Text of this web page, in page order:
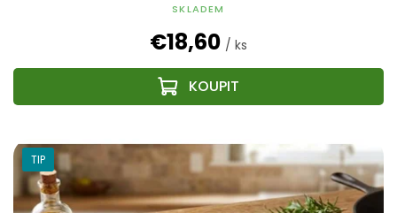
SKLADEM
€18,60 / ks
TIP